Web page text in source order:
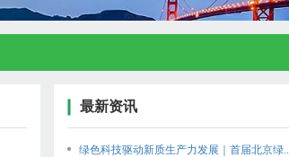
最新资讯
绿色科技驱动新质生产力发展｜首届北京绿..